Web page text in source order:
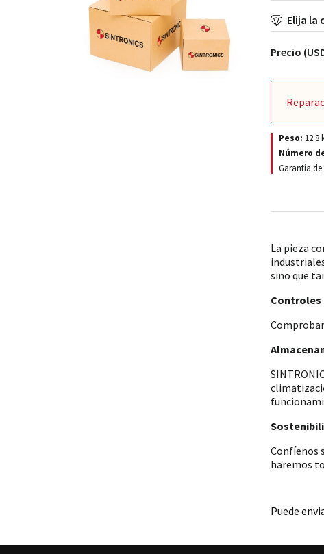
Elija la
Precio
Peso: 12.8
Número
Garantía
La pieza
sino que
Confíenos
haremos
Puede